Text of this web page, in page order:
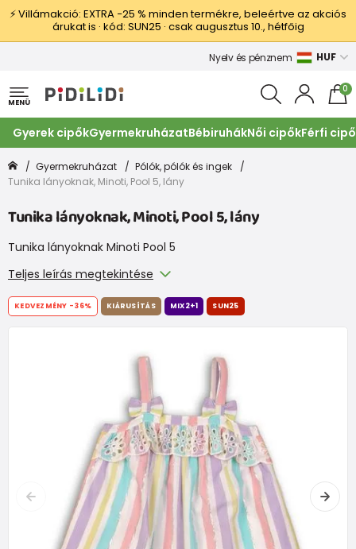
⚡ Villámakció: EXTRA −25 % minden termékre, beleértve az akciós
árukat is · kód: SUN25 · csak augusztus 10., hétfőig
Nyelv és pénznem HUF
MENÜ
0
Gyerek cipőkGyermekruházatBébiruhákNői cipőkFérfi
Gyermekruházat
Pólók, pólók és ingek
Tunika lányoknak, Minoti, Pool 5, lány
Tunika lányoknak, Minoti, Pool 5, lány
Tunika lányoknak Minoti Pool 5
Teljes leírás megtekintése
KEDVEZMÉNY -36% KIÁRUSÍTÁS MIX2+1 SUN25